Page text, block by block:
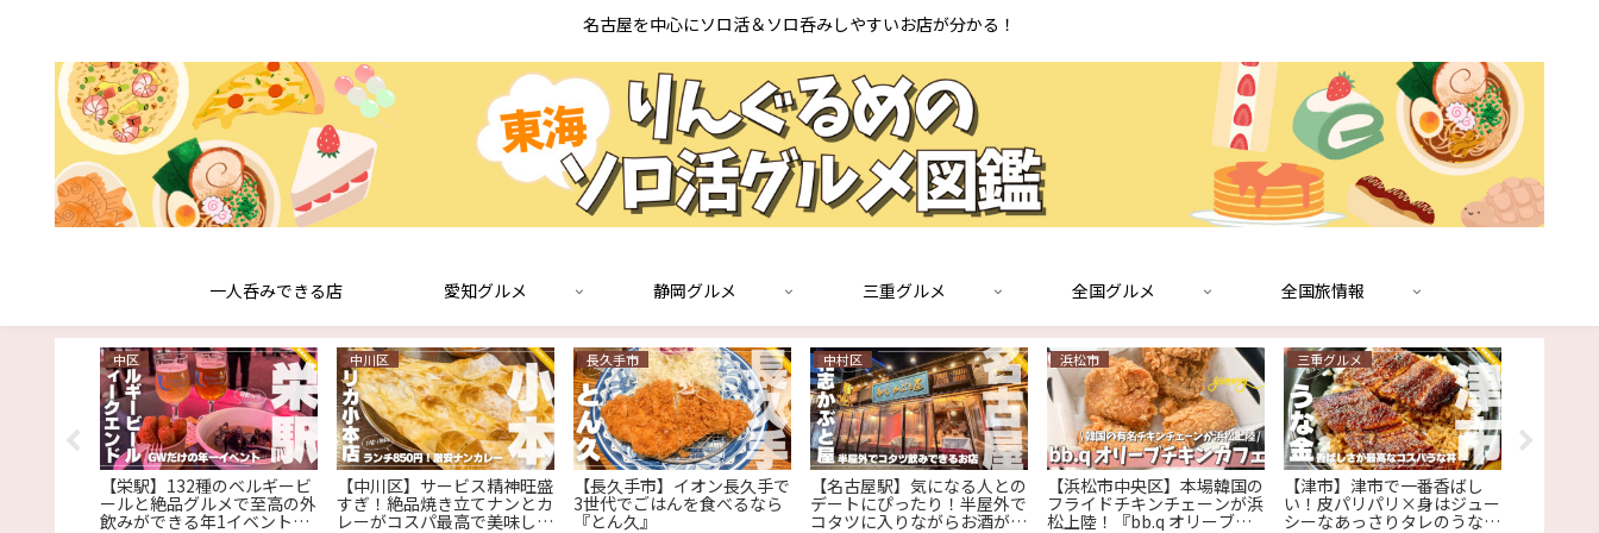
名古屋を中心にソロ活＆ソロ呑みしやすいお店が分かる！
一人呑みできる店 愛知グルメ 静岡グルメ 三重グルメ 全国グルメ 全国旅情報
中区
【栄駅】132種のベルギービ
ールと絶品グルメで至高の外
飲みができる年1イベント
中川区
【中川区】サービス精神旺盛
すぎ！絶品焼き立てナンとカ
レーがコスパ最高で美味しい
長久手市
【長久手市】イオン長久手で
3世代でごはんを食べるなら
『とん久』
中村区
【名古屋駅】気になる人との
デートにぴったり！半屋外で
コタツに入りながらお酒が飲
浜松市
【浜松市中央区】本場韓国の
フライドチキンチェーンが浜
松上陸！『bb.q オリーブチ
三重グルメ
【津市】津市で一番香ばし
い！皮パリパリ×身はジュー
シーなあっさりタレのうな丼